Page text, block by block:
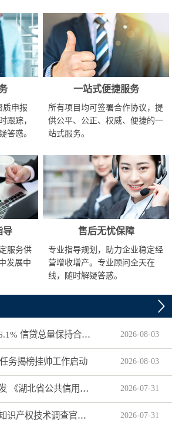
质申报
跟踪，
答惑。
一站式便捷服务
所有项目均可签署合作协议，提
供公平、公正、权威、便捷的一
站式服务。
导
服务供
发展中
售后无忧保障
专业指导规划，助力企业稳定经
营增收增产。专业顾问全天在
线，随时解疑答惑。
海南上半年贷款增速6.1% 信贷总量保持合理平稳增长 2026-08-03
务揭榜挂帅工作启动 2026-08-03
湖北省发改委关于印发 《湖北省公共信用信息目录（2026年版）》的通知 2026-07-31
山东：全省首个海关知识产权技术调查官制度落地济南自贸片区 2026-07-31